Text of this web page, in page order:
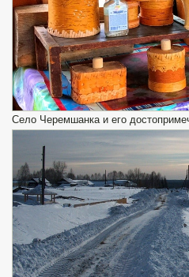
Село Черемшанка и его